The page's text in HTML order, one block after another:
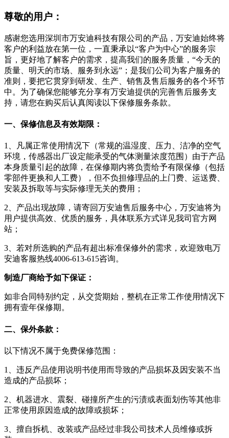
尊敬的用户：
感谢您选用深圳市万安迪科技有限公司的产品，万安迪始终将
客户的利益放在第一位，一直秉承以“客户为中心”的服务宗
旨，更好地了解客户的需求，提高我们的服务质量，“今天的
质量、明天的市场、服务到永远”；是我们公司为客户服务的
准则，要把它贯穿到研发、生产、销售及售后服务的各个环节
中。为了确保您能够充分享有万安迪提供的完善售后服务支
持，请您在购买后认真阅读以下保修服务条款。
一、保修信息及有效期限：
1、凡属正常使用情况下（常规的温湿度、压力、洁净的空气
环境，传感器出厂设定能承受的气体测量浓度范围）由于产品
本身质量引起的故障，在保修期内将负责给予有限保修（包括
零部件更换和人工费），但不负担修理品的上门费、运送费、
安装及拆取等与实际修理无关的费用；
2、产品出现故障，请寄回万安迪售后服务中心，万安迪将为
用户提供高效、优质的服务，具体联系方式详见我司官方网
站；
3、若对所选购的产品有超出标准保修外的需求，欢迎致电万
安迪客服热线4006-613-615咨询。
制造厂商给予如下保证：
如非合同特别约定，从交货期始，整机在正常工作使用情况下
拥有壹年保修期。
二、保外条款：
以下情况不属于免费保修范围：
1、违反产品使用说明书使用而导致的产品损坏及因安装不当
造成的产品损坏；
2、机器进水、震裂、碰撞所产生的污渍或表面划伤等其他非
正常使用原因造成的故障或损坏；
3、擅自拆机、改装或产品经过非我公司技术人员维修或拆